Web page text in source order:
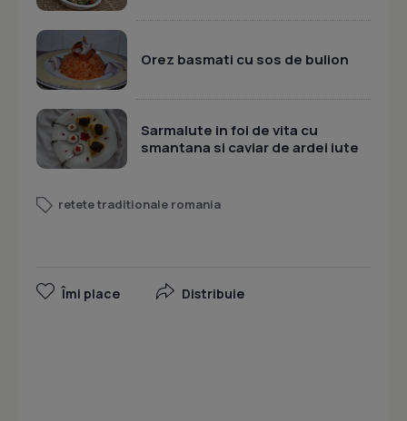
Orez basmati cu sos de bulion
Sarmalute in foi de vita cu
smantana si caviar de ardei iute
retete traditionale romania
Îmi place Distribuie